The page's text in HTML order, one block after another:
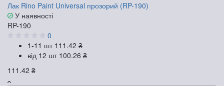
Лак Rino Paint Universal прозорий (RP-190)
У наявності
RP-190
0
1-11 шт 111.42 ₴
від 12 шт 100.26 ₴
111.42 ₴